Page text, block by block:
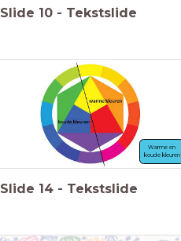
Slide 10 - Tekstslide
Warme en
koude kleuren
Slide 14 - Tekstslide